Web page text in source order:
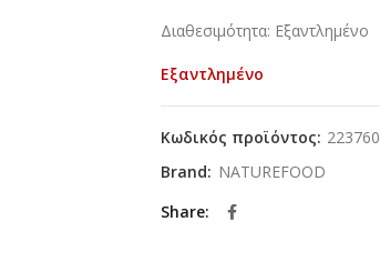
Διαθεσιμότητα: Εξαντλημένο
Εξαντλημένο
Κωδικός προϊόντος: 223760
Brand: NATUREFOOD
Share